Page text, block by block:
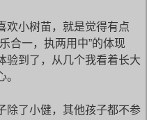
小树苗，就是觉得有点
合一，执两用中”的体现
验到了，从几个我看着长大
了小健，其他孩子都不参